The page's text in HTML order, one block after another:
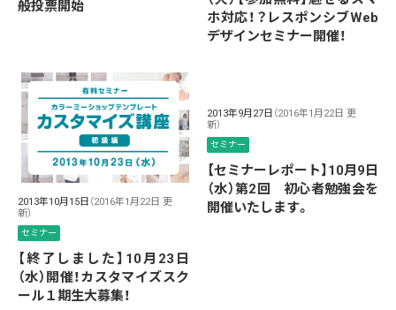
般投票開始
ホ対応！？レスポンシブWeb
デザインセミナー開催！
2013年10月15日 （2016年1月22日 更
新）
セミナー
【終了しました】10月23日
（水）開催！カスタマイズスク
ール１期生大募集！
2013年9月27日 （2016年1月22日 更
新）
セミナー
【セミナーレポート】10月9日
（水）第2回 初心者勉強会を
開催いたします。